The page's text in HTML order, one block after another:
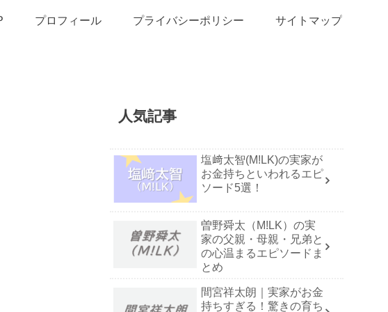
プロフィール プライバシーポリシー サイトマップ
人気記事
塩﨑太智(M!LK)の実家が
お金持ちといわれるエピ
ソード5選！
曽野舜太（M!LK）の実
家の父親・母親・兄弟と
の心温まるエピソードま
とめ
間宮祥太朗｜実家がお金
持ちすぎる！驚きの育ち